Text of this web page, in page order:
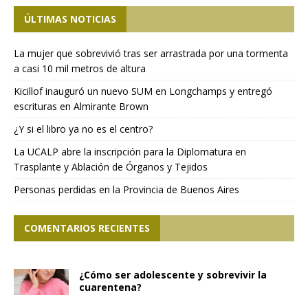
ÚLTIMAS NOTICIAS
La mujer que sobrevivió tras ser arrastrada por una tormenta
a casi 10 mil metros de altura
Kicillof inauguró un nuevo SUM en Longchamps y entregó
escrituras en Almirante Brown
¿Y si el libro ya no es el centro?
La UCALP abre la inscripción para la Diplomatura en
Trasplante y Ablación de Órganos y Tejidos
Personas perdidas en la Provincia de Buenos Aires
COMENTARIOS RECIENTES
¿Cómo ser adolescente y sobrevivir la
cuarentena?